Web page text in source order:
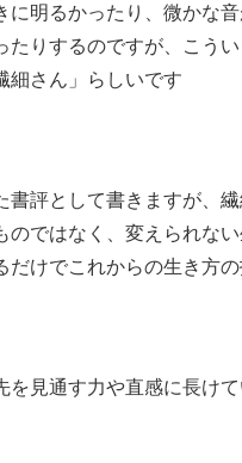
に明るかったり、微かな
たりするのですが、こう
細さん」らしいです
書評として書きますが、
のではなく、変えられな
だけでこれからの生き方
を見通す力や直感に長け